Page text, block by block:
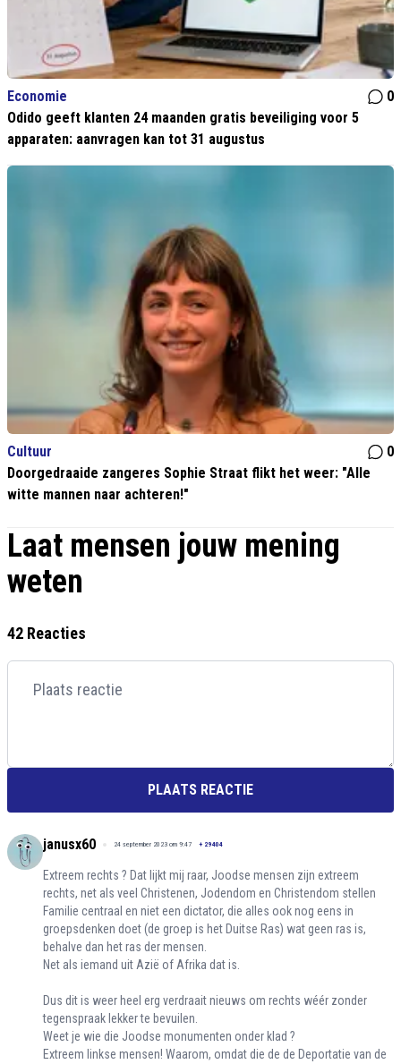
Economie
0
Odido geeft klanten 24 maanden gratis beveiliging voor 5
apparaten: aanvragen kan tot 31 augustus
Cultuur
0
Doorgedraaide zangeres Sophie Straat flikt het weer: "Alle
witte mannen naar achteren!"
Laat mensen jouw mening
weten
42 Reacties
PLAATS REACTIE
janusx60 24 september 2023 om 9:47 + 29404
Extreem rechts ? Dat lijkt mij raar, Joodse mensen zijn extreem
rechts, net als veel Christenen, Jodendom en Christendom stellen
Familie centraal en niet een dictator, die alles ook nog eens in
groepsdenken doet (de groep is het Duitse Ras) wat geen ras is,
behalve dan het ras der mensen.
Net als iemand uit Azië of Afrika dat is.
Dus dit is weer heel erg verdraait nieuws om rechts wéér zonder
tegenspraak lekker te bevuilen.
Weet je wie die Joodse monumenten onder klad ?
Extreem linkse mensen! Waarom, omdat die de de Deportatie van de